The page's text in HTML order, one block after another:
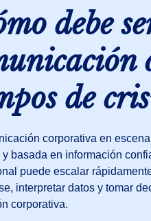
debe
de
corporativa en
y basada en información
puede escalar
interpretar datos y tomar
corporativa.